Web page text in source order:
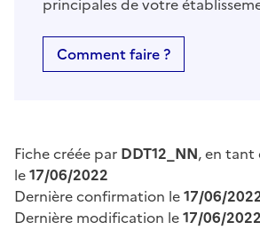
principales de votre
Comment faire ?
Fiche créée par DDT12_NN, en
le17/06/2022
Dernière confirmation le17/06/
Dernière modification le17/06/2022